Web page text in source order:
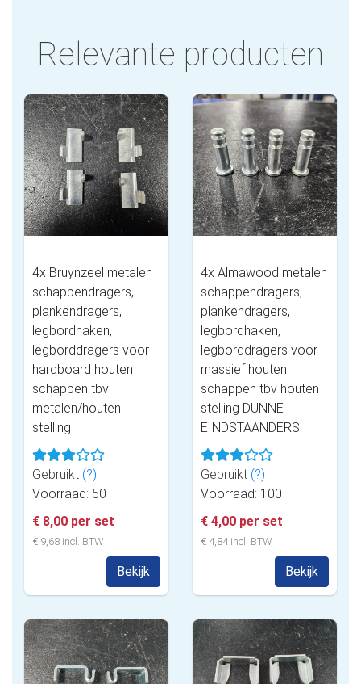
Relevante producten
4x Bruynzeel metalen
schappendragers,
plankendragers,
legbordhaken,
legborddragers voor
hardboard houten
schappen tbv
metalen/houten
stelling
Gebruikt (?)
Voorraad: 50
€ 8,00 per set
€ 9,68 incl. BTW
Bekijk
4x Almawood metalen
schappendragers,
plankendragers,
legbordhaken,
legborddragers voor
massief houten
schappen tbv houten
stelling DUNNE
EINDSTAANDERS
Gebruikt (?)
Voorraad: 100
€ 4,00 per set
€ 4,84 incl. BTW
Bekijk